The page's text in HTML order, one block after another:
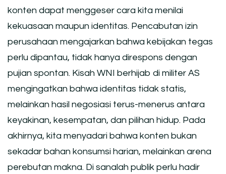
konten dapat menggeser cara kita menilai
kekuasaan maupun identitas. Pencabutan izin
perusahaan mengajarkan bahwa kebijakan tegas
perlu dipantau, tidak hanya direspons dengan
pujian spontan. Kisah WNI berhijab di militer AS
mengingatkan bahwa identitas tidak statis,
melainkan hasil negosiasi terus-menerus antara
keyakinan, kesempatan, dan pilihan hidup. Pada
akhirnya, kita menyadari bahwa konten bukan
sekadar bahan konsumsi harian, melainkan arena
perebutan makna. Di sanalah publik perlu hadir